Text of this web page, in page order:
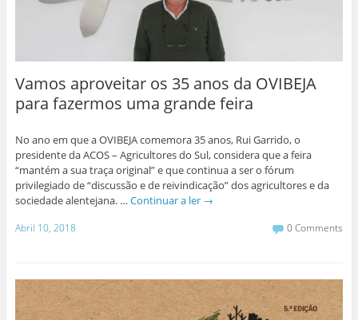
Vamos aproveitar os 35 anos da OVIBEJA
para fazermos uma grande feira
No ano em que a OVIBEJA comemora 35 anos, Rui Garrido, o
presidente da ACOS – Agricultores do Sul, considera que a feira
“mantém a sua traça original” e que continua a ser o fórum
privilegiado de “discussão e de reivindicação” dos agricultores e da
sociedade alentejana. … Continuar a ler →
Abril 10, 2018 0 Comments